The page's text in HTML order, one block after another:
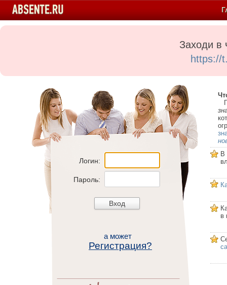
Заходи в
https://
Логин:
Пароль:
а может
Регистрация?
В
в